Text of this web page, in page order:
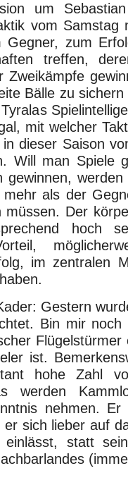
um
vom Samstag
Gegner, zum
treffen,
Zweikämpfe
Bälle zu
mit welcher
dieser Saison
Will man Spiele
gewinnen,
als der
müssen. Der
hoch
im zentralen
Gestern
Bin mir
ist.
hohe Zahl
werden
nehmen.
sich lieber auf
statt